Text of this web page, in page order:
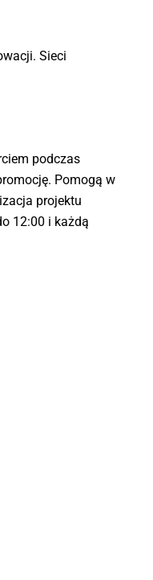
Sieci
podczas
Pomogą w
projektu
12:00 i każdą